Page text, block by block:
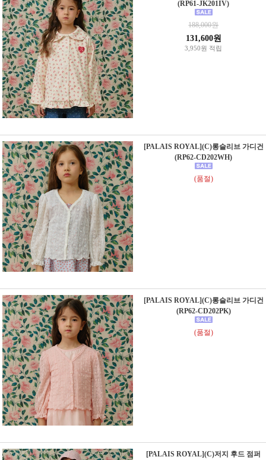
(RP61-JK201IV)
188,000원
131,600원
3,950원 적립
[PALAIS ROYAL](C)롱슬리브 가디건
(RP62-CD202WH)
(품절)
[PALAIS ROYAL](C)롱슬리브 가디건
(RP62-CD202PK)
(품절)
[PALAIS ROYAL](C)저지 후드 점퍼